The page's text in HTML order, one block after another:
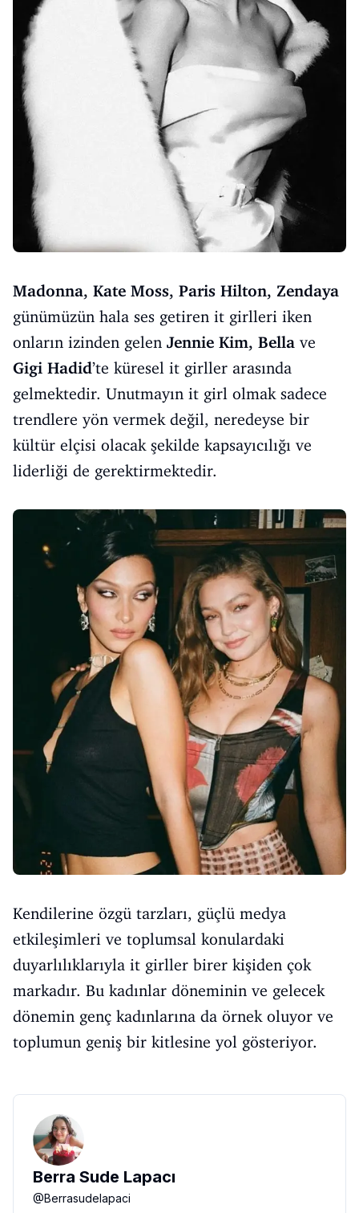
Madonna, Kate Moss, Paris Hilton, Zendaya
günümüzün hala ses getiren it girlleri iken
onların izinden gelen Jennie Kim, Bella ve
Gigi Hadid’te küresel it girller arasında
gelmektedir. Unutmayın it girl olmak sadece
trendlere yön vermek değil, neredeyse bir
kültür elçisi olacak şekilde kapsayıcılığı ve
liderliği de gerektirmektedir.
Kendilerine özgü tarzları, güçlü medya
etkileşimleri ve toplumsal konulardaki
duyarlılıklarıyla it girller birer kişiden çok
markadır. Bu kadınlar döneminin ve gelecek
dönemin genç kadınlarına da örnek oluyor ve
toplumun geniş bir kitlesine yol gösteriyor.
Berra Sude Lapacı
@Berrasudelapaci